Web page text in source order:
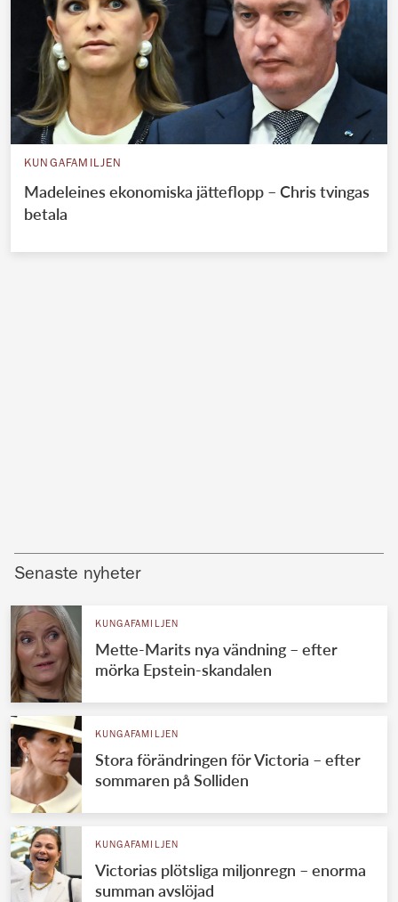
KUNGAFAMILJEN
Madeleines ekonomiska jätteflopp – Chris tvingas
betala
Senaste nyheter
KUNGAFAMILJEN
Mette-Marits nya vändning – efter
mörka Epstein-skandalen
KUNGAFAMILJEN
Stora förändringen för Victoria – efter
sommaren på Solliden
KUNGAFAMILJEN
Victorias plötsliga miljonregn – enorma
summan avslöjad